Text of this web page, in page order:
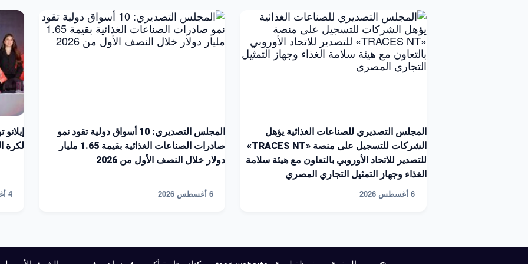
المجلس التصديري للصناعات الغذائية يؤهل
الشركات للتسجيل على منصة «TRACES NT»
للتصدير للاتحاد الأوروبي بالتعاون مع هيئة سلامة
الغذاء وجهاز التمثيل التجاري المصري
6 أغسطس 2026
المجلس التصديري: 10 أسواق دولية تقود نمو
صادرات الصناعات الغذائية بقيمة 1.65 مليار
دولار خلال النصف الأول من 2026
6 أغسطس 2026
لكرة
4 أغسطس 2026